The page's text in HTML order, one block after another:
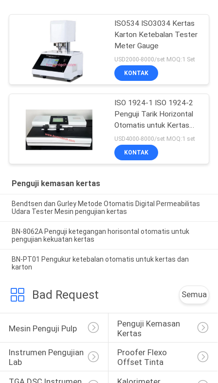
ISO534 ISO3034 Kertas
Karton Ketebalan Tester
Meter Gauge
USD2000-8000/set MOQ:1 Set
KONTAK
ISO 1924-1 ISO 1924-2
Penguji Tarik Horizontal
Otomatis untuk Kertas
Tisu
USD4000-8000/set MOQ:1 set
KONTAK
Penguji kemasan kertas
Bendtsen dan Gurley Metode Otomatis Digital Permeabilitas
Udara Tester Mesin pengujian kertas
BN-8062A Penguji ketegangan horisontal otomatis untuk
pengujian kekuatan kertas
BN-PT01 Pengukur ketebalan otomatis untuk kertas dan
karton
Bad Request Semua
Mesin Penguji Pulp
Penguji Kemasan
Kertas
Instrumen Pengujian
Lab
Proofer Flexo
Offset Tinta